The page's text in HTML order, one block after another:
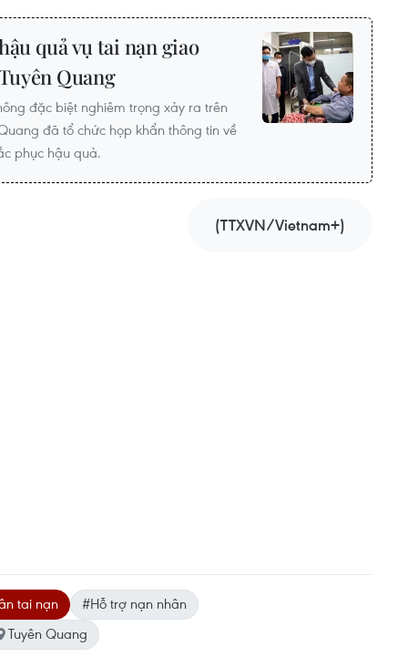
quả vụ tai nạn giao
Quang
đặc biệt nghiêm trọng xảy ra trên
đã tổ chức họp khẩn thông tin về
phục hậu quả.
(TTXVN/Vietnam+)
tai nạn
#Hỗ trợ nạn nhân
Tuyên Quang